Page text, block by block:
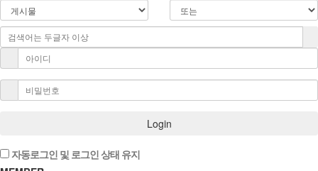
Login
자동로그인 및 로그인 상태 유지